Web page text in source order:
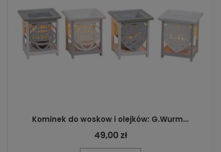
Kominek do woskow i olejków: G.Wurm...
49,00 zł